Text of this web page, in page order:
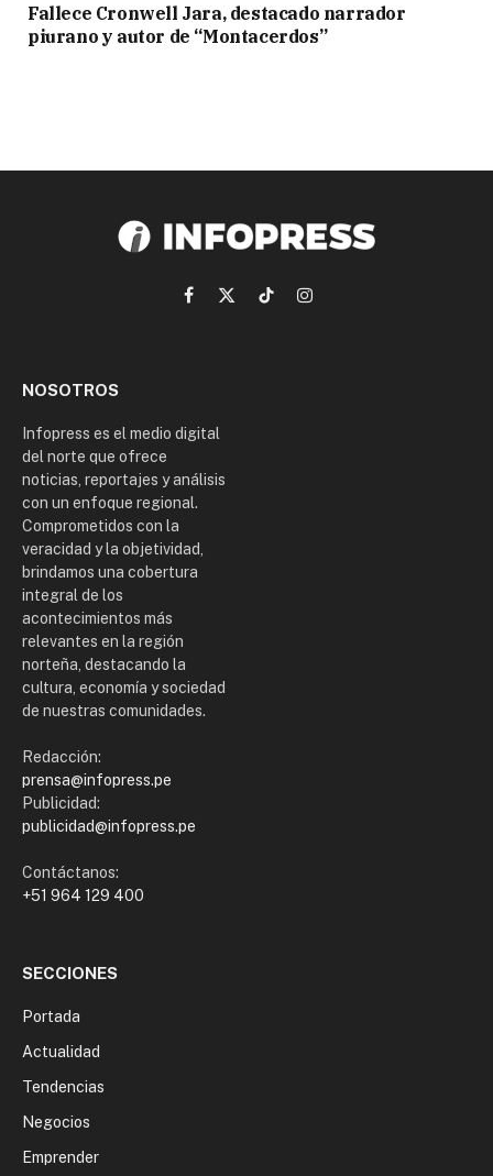
Fallece Cronwell Jara, destacado narrador
piurano y autor de “Montacerdos”
Facebook
X
TikTokInstagram
NOSOTROS
Infopress es el medio digital
del norte que ofrece
noticias, reportajes y análisis
con un enfoque regional.
Comprometidos con la
veracidad y la objetividad,
brindamos una cobertura
integral de los
acontecimientos más
relevantes en la región
norteña, destacando la
cultura, economía y sociedad
de nuestras comunidades.
Redacción:
prensa@infopress.pe
Publicidad:
publicidad@infopress.pe
Contáctanos:
+51 964 129 400
SECCIONES
Portada
Actualidad
Tendencias
Negocios
Emprender